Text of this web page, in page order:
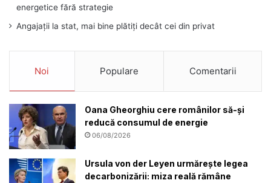
energetice fără strategie
Angajații la stat, mai bine plătiți decât cei din privat
Noi Populare Comentarii
Oana Gheorghiu cere românilor să-și
reducă consumul de energie
06/08/2026
Ursula von der Leyen urmărește legea
decarbonizării: miza reală rămâne